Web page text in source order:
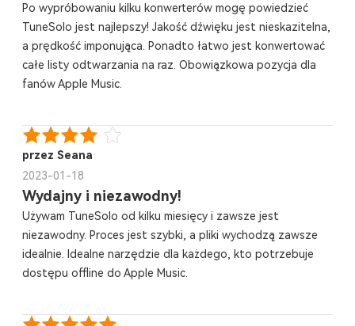
Po wypróbowaniu kilku konwerterów mogę powiedzieć
TuneSolo jest najlepszy! Jakość dźwięku jest nieskazitelna,
a prędkość imponująca. Ponadto łatwo jest konwertować
całe listy odtwarzania na raz. Obowiązkowa pozycja dla
fanów Apple Music.
przez Seana
2023-01-18
Wydajny i niezawodny!
Używam TuneSolo od kilku miesięcy i zawsze jest
niezawodny. Proces jest szybki, a pliki wychodzą zawsze
idealnie. Idealne narzędzie dla każdego, kto potrzebuje
dostępu offline do Apple Music.